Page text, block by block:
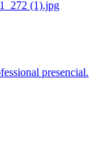
presencial.